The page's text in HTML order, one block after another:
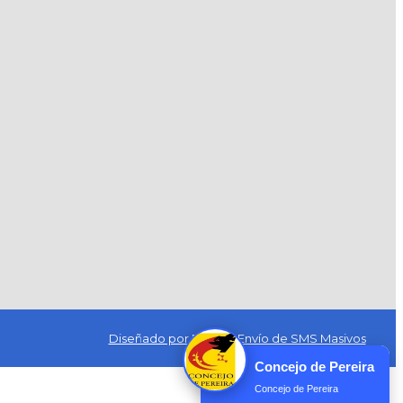
Diseñado por Exus™|Envío de SMS Masivos